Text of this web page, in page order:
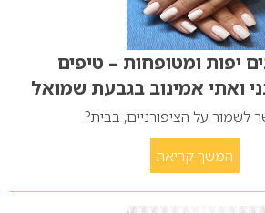
יפות ומטופחות – טיפים
ואתי אמינוב בגבעת שמואל
לשמור על הציפורניים, בבית?
המשך קריאה